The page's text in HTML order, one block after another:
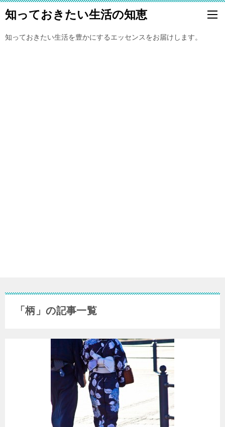
知っておきたい生活の知恵
知っておきたい生活を豊かにするエッセンスをお届けします。
「柄」の記事一覧